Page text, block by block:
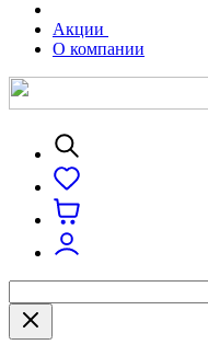
Акции
О компании